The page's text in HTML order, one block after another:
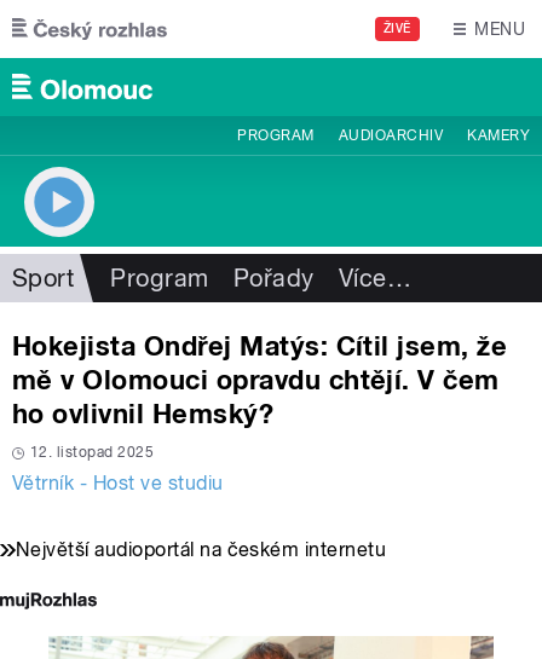
Přejít k hlavnímu obsahu
ŽIVĚ MENU
PROGRAM AUDIOARCHIV KAMERY
Sport Program Pořady Více…
Hokejista Ondřej Matýs: Cítil jsem, že
mě v Olomouci opravdu chtějí. V čem
ho ovlivnil Hemský?
12. listopad 2025
Větrník - Host ve studiu
Největší audioportál na českém internetu